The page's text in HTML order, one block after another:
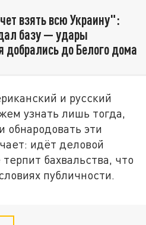
взять всю Украину":
базу — удары
добрались до Белого дома
и русский
узнать лишь тогда,
обнародовать эти
идёт деловой
бахвальства, что
публичности.